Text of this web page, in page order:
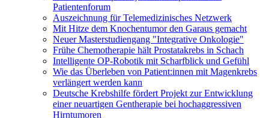
Patientenforum
Auszeichnung für Telemedizinisches Netzwerk
Mit Hitze dem Knochentumor den Garaus gemacht
Neuer Masterstudiengang "Integrative Onkologie"
Frühe Chemotherapie hält Prostatakrebs in Schach
Intelligente OP-Robotik mit Scharfblick und Gefühl
Wie das Überleben von Patient:innen mit Magenkrebs
verlängert werden kann
Deutsche Krebshilfe fördert Projekt zur Entwicklung
einer neuartigen Gentherapie bei hochaggressiven
Hirntumoren